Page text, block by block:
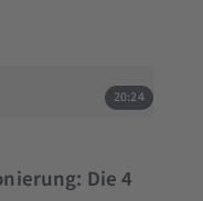
20:24
Die 4